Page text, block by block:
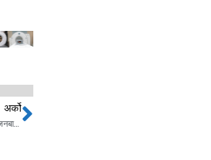
अर्को
आज पनि मान्यजनबाट टीका लगाइँदै Next